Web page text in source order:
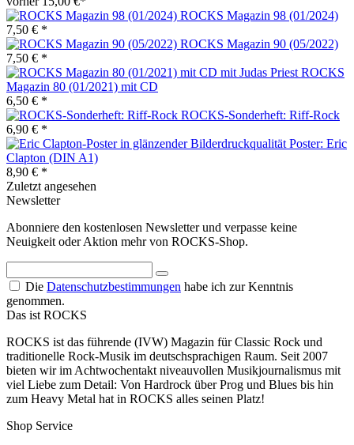
ROCKS Magazin 98 (01/2024)
7,50 € *
ROCKS Magazin 90 (05/2022)
7,50 € *
ROCKS
Magazin 80 (01/2021) mit CD
6,50 € *
ROCKS-Sonderheft: Riff-Rock
6,90 € *
Poster: Eric
Clapton (DIN A1)
8,90 € *
Zuletzt angesehen
Newsletter
Abonniere den kostenlosen Newsletter und verpasse keine
Neuigkeit oder Aktion mehr von ROCKS-Shop.
Die Datenschutzbestimmungen habe ich zur Kenntnis
genommen.
Das ist ROCKS
ROCKS ist das führende (IVW) Magazin für Classic Rock und
traditionelle Rock-Musik im deutschsprachigen Raum. Seit 2007
bieten wir im Achtwochentakt niveauvollen Musikjournalismus mit
viel Liebe zum Detail: Von Hardrock über Prog und Blues bis hin
zum Heavy Metal hat in ROCKS alles seinen Platz!
Shop Service